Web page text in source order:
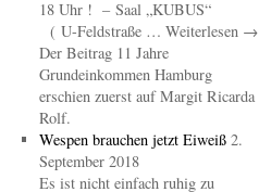
18 Uhr ! – Saal „KUBUS“
( U-Feldstraße … Weiterlesen →
Der Beitrag 11 Jahre
Grundeinkommen Hamburg
erschien zuerst auf Margit Ricarda
Rolf.
Wespen brauchen jetzt Eiweiß 2.
September 2018
Es ist nicht einfach ruhig zu